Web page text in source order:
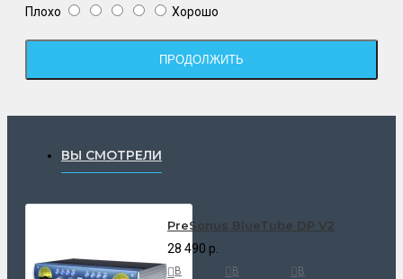
Плохо Хорошо
ПРОДОЛЖИТЬ
ВЫ СМОТРЕЛИ
PreSonus BlueTube DP V2
28 490 р.
В
В
В